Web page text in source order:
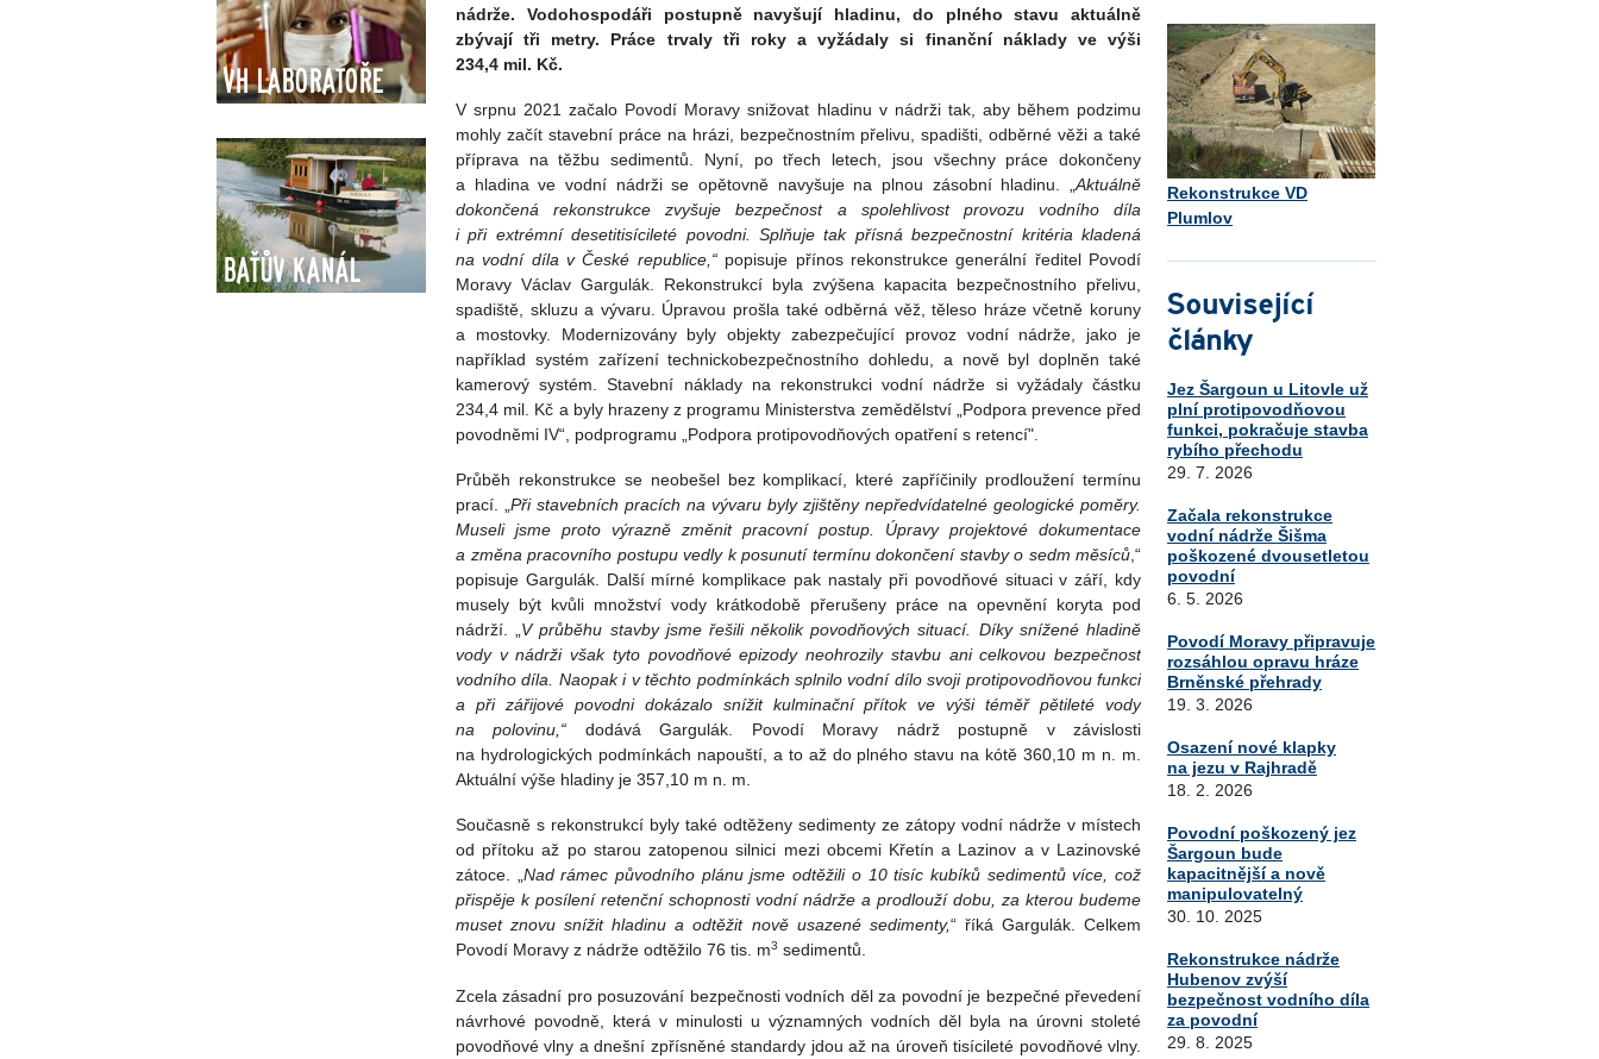
VH Laboratoře
Baťův kanál
nádrže. Vodohospodáři postupně navyšují hladinu, do plného stavu aktuálně
zbývají tři metry. Práce trvaly tři roky a vyžádaly si finanční náklady ve výši
234,4 mil. Kč.
V srpnu 2021 začalo Povodí Moravy snižovat hladinu v nádrži tak, aby během podzimu
mohly začít stavební práce na hrázi, bezpečnostním přelivu, spadišti, odběrné věži a také
příprava na těžbu sedimentů. Nyní, po třech letech, jsou všechny práce dokončeny
a hladina ve vodní nádrži se opětovně navyšuje na plnou zásobní hladinu. „ Aktuálně
dokončená rekonstrukce zvyšuje bezpečnost a spolehlivost provozu vodního díla
i při extrémní desetitisícileté povodni. Splňuje tak přísná bezpečnostní kritéria kladená
na vodní díla v České republice,“ popisuje přínos rekonstrukce generální ředitel Povodí
Moravy Václav Gargulák. Rekonstrukcí byla zvýšena kapacita bezpečnostního přelivu,
spadiště, skluzu a vývaru. Úpravou prošla také odběrná věž, těleso hráze včetně koruny
a mostovky. Modernizovány byly objekty zabezpečující provoz vodní nádrže, jako je
například systém zařízení technickobezpečnostního dohledu, a nově byl doplněn také
kamerový systém. Stavební náklady na rekonstrukci vodní nádrže si vyžádaly částku
234,4 mil. Kč a byly hrazeny z programu Ministerstva zemědělství „Podpora prevence před
povodněmi IV“, podprogramu „Podpora protipovodňových opatření s retencí".
Průběh rekonstrukce se neobešel bez komplikací, které zapříčinily prodloužení termínu
prací. „ Při stavebních pracích na vývaru byly zjištěny nepředvídatelné geologické poměry.
Museli jsme proto výrazně změnit pracovní postup. Úpravy projektové dokumentace
a změna pracovního postupu vedly k posunutí termínu dokončení stavby o sedm měsíců ,“
popisuje Gargulák. Další mírné komplikace pak nastaly při povodňové situaci v září, kdy
musely být kvůli množství vody krátkodobě přerušeny práce na opevnění koryta pod
nádrží. „ V průběhu stavby jsme řešili několik povodňových situací. Díky snížené hladině
vody v nádrži však tyto povodňové epizody neohrozily stavbu ani celkovou bezpečnost
vodního díla. Naopak i v těchto podmínkách splnilo vodní dílo svoji protipovodňovou funkci
a při zářijové povodni dokázalo snížit kulminační přítok ve výši téměř pětileté vody
na polovinu,“ dodává Gargulák. Povodí Moravy nádrž postupně v závislosti
na hydrologických podmínkách napouští, a to až do plného stavu na kótě 360,10 m n. m.
Aktuální výše hladiny je 357,10 m n. m.
Současně s rekonstrukcí byly také odtěženy sedimenty ze zátopy vodní nádrže v místech
od přítoku až po starou zatopenou silnici mezi obcemi Křetín a Lazinov a v Lazinovské
zátoce. „ Nad rámec původního plánu jsme odtěžili o 10 tisíc kubíků sedimentů více, což
přispěje k posílení retenční schopnosti vodní nádrže a prodlouží dobu, za kterou budeme
muset znovu snížit hladinu a odtěžit nově usazené sedimenty,“ říká Gargulák. Celkem
Povodí Moravy z nádrže odtěžilo 76 tis. m3 sedimentů.
Zcela zásadní pro posuzování bezpečnosti vodních děl za povodní je bezpečné převedení
návrhové povodně, která v minulosti u významných vodních děl byla na úrovni stoleté
povodňové vlny a dnešní zpřísněné standardy jdou až na úroveň tisícileté povodňové vlny.
Rekonstrukce VD
Plumlov
Související
články
Jez Šargoun u Litovle už
plní protipovodňovou
funkci, pokračuje stavba
rybího přechodu
29. 7. 2026
Začala rekonstrukce
vodní nádrže Šišma
poškozené dvousetletou
povodní
6. 5. 2026
Povodí Moravy připravuje
rozsáhlou opravu hráze
Brněnské přehrady
19. 3. 2026
Osazení nové klapky
na jezu v Rajhradě
18. 2. 2026
Povodní poškozený jez
Šargoun bude
kapacitnější a nově
manipulovatelný
30. 10. 2025
Rekonstrukce nádrže
Hubenov zvýší
bezpečnost vodního díla
za povodní
29. 8. 2025